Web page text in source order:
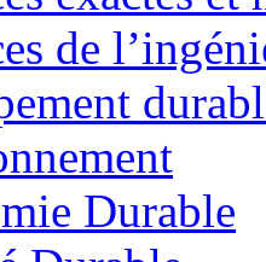
de
Durable